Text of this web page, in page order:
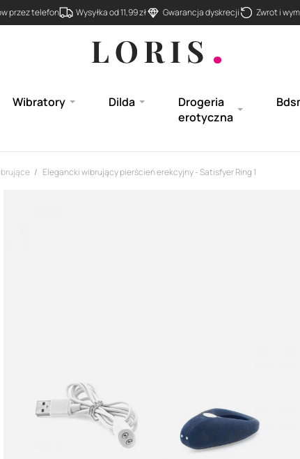
przez telefon Wysyłka od 11,99 zł Gwarancja dyskrecji Zwrot i
Wibratory Dilda
Drogeria
erotyczna
Elegancki wibrujący pierścień erekcyjny - Satisfyer Ring 1